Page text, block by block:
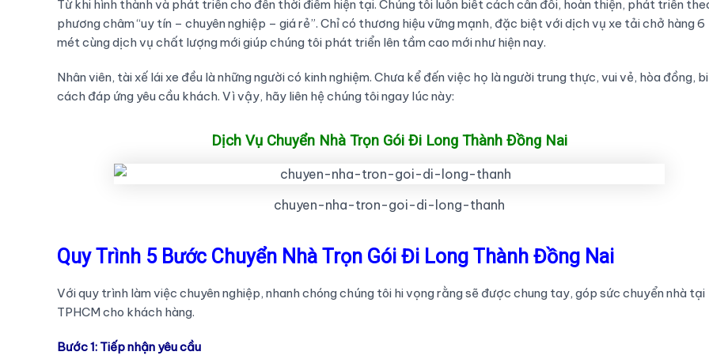
Từ khi hình thành và phát triển cho đến thời điểm hiện tại. Chúng tôi luôn biết cách cân đối, hoàn thiện, phát triển
phương châm “uy tín – chuyên nghiệp – giá rẻ”. Chỉ có thương hiệu vững mạnh, đặc biệt với dịch vụ xe tải chở hàng 6
mét cùng dịch vụ chất lượng mới giúp chúng tôi phát triển lên tầm cao mới như hiện nay.
Nhân viên, tài xế lái xe đều là những người có kinh nghiệm. Chưa kể đến việc họ là người trung thực, vui vẻ, hòa đồng,
cách đáp ứng yêu cầu khách. Vì vậy, hãy liên hệ chúng tôi ngay lúc này:
Dịch Vụ Chuyển Nhà Trọn Gói Đi Long Thành Đồng Nai
chuyen-nha-tron-goi-di-long-thanh
Quy Trình 5 Bước Chuyển Nhà Trọn Gói Đi Long Thành Đồng Nai
Với quy trình làm việc chuyên nghiệp, nhanh chóng chúng tôi hi vọng rằng sẽ được chung tay, góp sức chuyển nhà tại
TPHCM cho khách hàng.
Bước 1: Tiếp nhận yêu cầu